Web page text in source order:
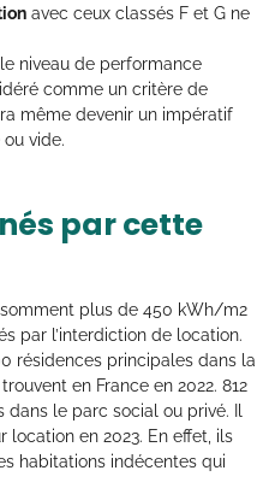
avec ceux classés F et G ne
niveau de performance
comme un critère de
même devenir un impératif
vide.
par cette
plus de 450 kWh/m2
par l’interdiction de location.
résidences principales dans la
en France en 2022. 812
dans le parc social ou privé. Il
location en 2023. En effet, ils
habitations indécentes qui